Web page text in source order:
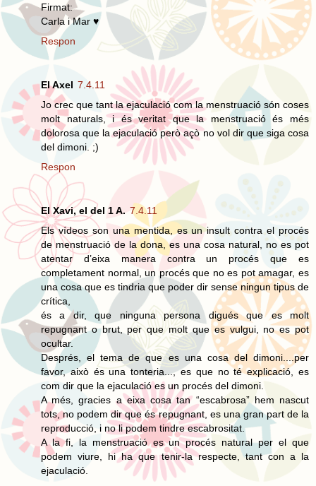
Firmat:
Carla i Mar ♥
Respon
El Axel 7.4.11
Jo crec que tant la ejaculació com la menstruació són coses
molt naturals, i és veritat que la menstruació és més
dolorosa que la ejaculació però açò no vol dir que siga cosa
del dimoni. ;)
Respon
El Xavi, el del 1 A. 7.4.11
Els vídeos son una mentida, es un insult contra el procés
de menstruació de la dona, es una cosa natural, no es pot
atentar d’eixa manera contra un procés que es
completament normal, un procés que no es pot amagar, es
una cosa que es tindria que poder dir sense ningun tipus de
crítica,
és a dir, que ninguna persona digués que es molt
repugnant o brut, per que molt que es vulgui, no es pot
ocultar.
Després, el tema de que es una cosa del dimoni....per
favor, això és una tonteria..., es que no té explicació, es
com dir que la ejaculació es un procés del dimoni.
A més, gracies a eixa cosa tan “escabrosa” hem nascut
tots, no podem dir que és repugnant, es una gran part de la
reproducció, i no li podem tindre escabrositat.
A la fi, la menstruació es un procés natural per el que
podem viure, hi ha que tenir-la respecte, tant con a la
ejaculació.